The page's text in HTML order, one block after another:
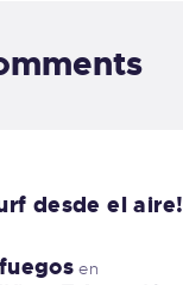
desde el aire!
en